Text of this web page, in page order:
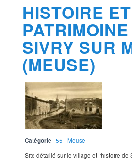
HISTOIRE ET
SIVRY SUR
(MEUSE)
Catégorie
55 - Meuse
Site détaillé sur le village et l'histoire de